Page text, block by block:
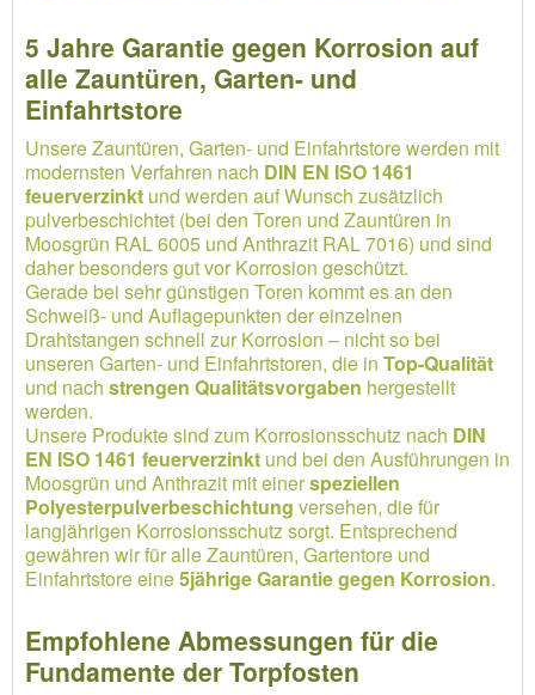
5 Jahre Garantie gegen Korrosion auf
alle Zauntüren, Garten- und
Einfahrtstore
Unsere Zauntüren, Garten- und Einfahrtstore werden mit
modernsten Verfahren nach DIN EN ISO 1461
feuerverzinkt und werden auf Wunsch zusätzlich
pulverbeschichtet (bei den Toren und Zauntüren in
Moosgrün RAL 6005 und Anthrazit RAL 7016) und sind
daher besonders gut vor Korrosion geschützt.
Gerade bei sehr günstigen Toren kommt es an den
Schweiß- und Auflagepunkten der einzelnen
Drahtstangen schnell zur Korrosion – nicht so bei
unseren Garten- und Einfahrtstoren, die in Top-Qualität
und nach strengen Qualitätsvorgaben hergestellt
werden.
Unsere Produkte sind zum Korrosionsschutz nach DIN
EN ISO 1461 feuerverzinkt und bei den Ausführungen in
Moosgrün und Anthrazit mit einerspeziellen
Polyesterpulverbeschichtung versehen, die für
langjährigen Korrosionsschutz sorgt. Entsprechend
gewähren wir für alle Zauntüren, Gartentore und
Einfahrtstore eine5jährige Garantie gegen Korrosion.
Empfohlene Abmessungen für die
Fundamente der Torpfosten